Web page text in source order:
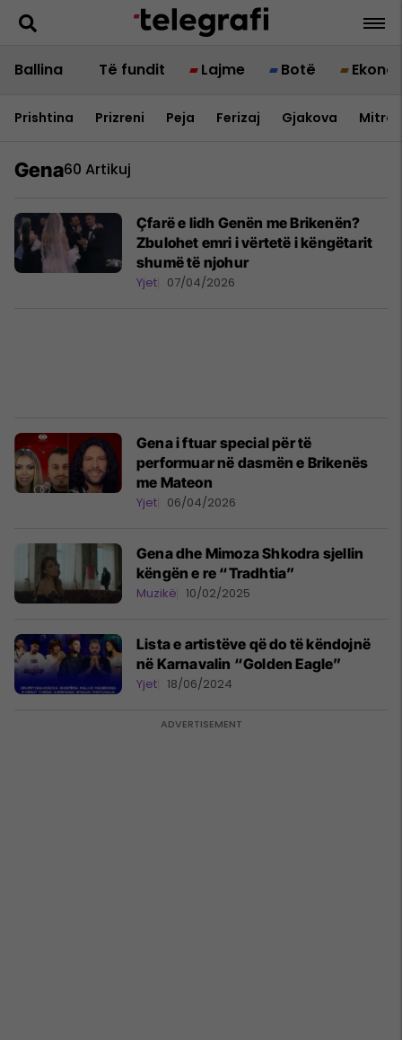
Ballina Të fundit Lajme Botë
Prishtina Prizreni Peja Ferizaj Gjakova
Gena60 Artikuj
Çfarë e lidh Genën me Brikenën?
Zbulohet emri i vërtetë i këngëtarit
shumë të njohur
Yjet 07/04/2026
Gena i ftuar special për të
performuar në dasmën e Brikenës
me Mateon
Yjet 06/04/2026
Gena dhe Mimoza Shkodra sjellin
këngën e re “Tradhtia”
Muzikë 10/02/2025
Lista e artistëve që do të këndojnë
në Karnavalin “Golden Eagle”
Yjet 18/06/2024